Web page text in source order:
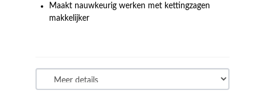
Maakt nauwkeurig werken met kettingzagen
makkelijker